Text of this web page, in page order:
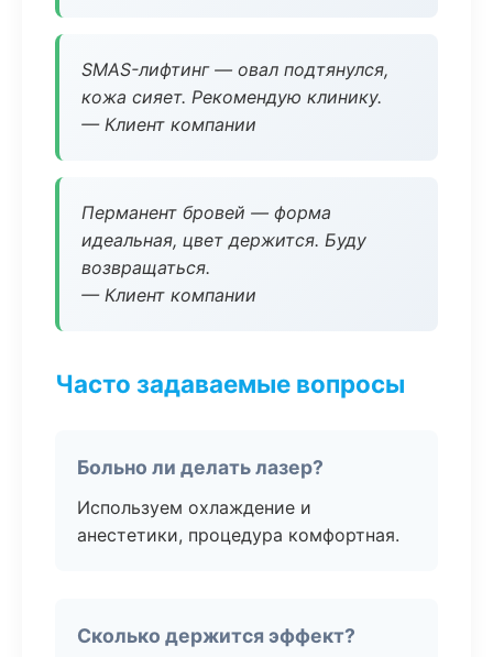
SMAS-лифтинг — овал подтянулся,
кожа сияет. Рекомендую клинику.
— Клиент компании
Перманент бровей — форма
идеальная, цвет держится. Буду
возвращаться.
— Клиент компании
Часто задаваемые вопросы
Больно ли делать лазер?
Используем охлаждение и
анестетики, процедура комфортная.
Сколько держится эффект?